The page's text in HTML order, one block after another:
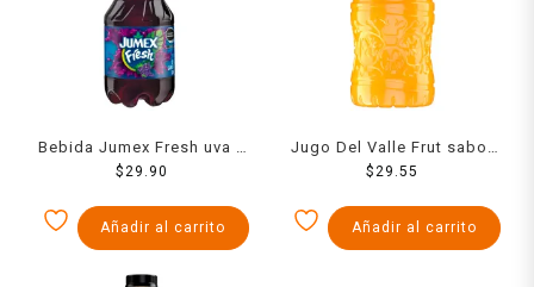
Bebida Jumex Fresh uva 2
l
$ 29.90
Añadir al carrito
Jugo Del Valle Frut sabor
cítricos de 2 l
$ 29.55
Añadir al carrito